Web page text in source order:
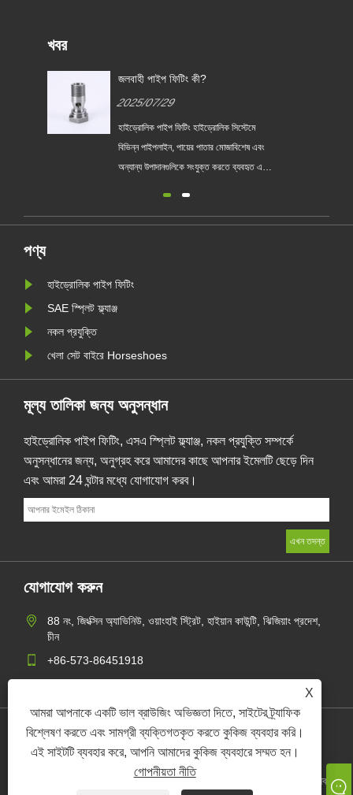
X
আমরা আপনাকে একটি ভাল ব্রাউজিং অভিজ্ঞতা দিতে, সাইটের ট্র্যাফিক
বিশ্লেষণ করতে এবং সামগ্রী ব্যক্তিগতকৃত করতে কুকিজ ব্যবহার করি।
এই সাইটটি ব্যবহার করে, আপনি আমাদের কুকিজ ব্যবহারে সম্মত হন।
গোপনীয়তা নীতি
খবর
জলবাহী পাইপ ফিটিং কী?
2025/07/29
হাইড্রোলিক পাইপ ফিটিং হাইড্রোলিক সিস্টেমে
বিভিন্ন পাইপলাইন, পায়ের পাতার মোজাবিশেষ এবং
অন্যান্য উপাদানগুলিকে সংযুক্ত করতে ব্যবহৃত এক
হয় এবং উচ্চ চাপ, উচ্চ তাপমাত্রা এবং ক্ষয়কারী
পণ্য
হাইড্রোলিক পাইপ ফিটিং
SAE স্প্লিট ফ্ল্যাঞ্জ
নকল প্রযুক্তি
খেলা সেট বাইরে Horseshoes
মূল্য তালিকা জন্য অনুসন্ধান
হাইড্রোলিক পাইপ ফিটিং, এসএ স্প্লিট ফ্ল্যাঞ্জ, নকল প্রযুক্তি সম্পর্কে
অনুসন্ধানের জন্য, অনুগ্রহ করে আমাদের কাছে আপনার ইমেলটি ছেড়ে দিন
এবং আমরা 24 ঘন্টার মধ্যে যোগাযোগ করব।
যোগাযোগ করুন
88 নং, জিংক্সিন অ্যাভিনিউ, ওয়াংহাই স্ট্রিট, হাইয়ান কাউন্টি, ঝিজিয়াং প্রদেশ,
চীন
+86-573-86451918
Sitemap RSS XML গোপনীয়তা নীতি
কপিরাইট © 2024 হ্যাক্সসেন (ঝিজিয়াং) সিকো টেকনোলজি কোং, লিমিটেড সমস্ত অধিকার